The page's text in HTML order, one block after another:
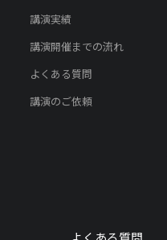
講演実績
講演開催までの流れ
よくある質問
講演のご依頼